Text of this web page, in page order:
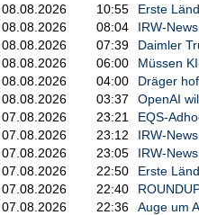
08.08.2026
10:55
Erste
08.08.2026
08:04
IRW-
08.08.2026
07:39
Daimler
08.08.2026
06:00
Müssen
08.08.2026
04:00
Dräger
08.08.2026
03:37
OpenAI
07.08.2026
23:21
EQS-
07.08.2026
23:12
IRW-
07.08.2026
23:05
IRW-
07.08.2026
22:50
Erste
07.08.2026
22:40
07.08.2026
22:36
Auge um